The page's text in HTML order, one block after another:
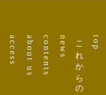
top
これからの予定
news
contents
about us
access